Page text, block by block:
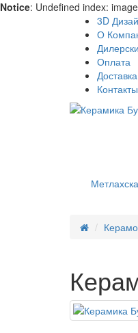
Notice: Undefined index:
3D
О
Оплата
Доставка
Контакты